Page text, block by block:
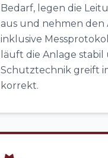
Bedarf, legen die
aus und nehmen den
inklusive
läuft die Anlage stabil
Schutztechnik greift
korrekt.